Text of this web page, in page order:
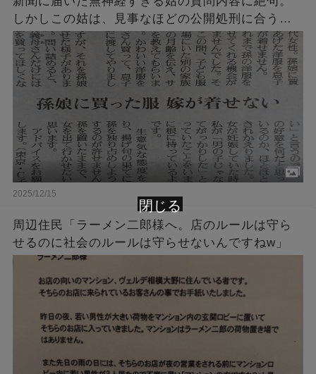
しかしこの姑は、見事なほどの公開処刑に合うこ
とに・・・
2025/12/15
周辺住民「ラーメン二郎様へ。店のルールは守ら
せるのに社会のルールは守らせないんですねw」
閉じる